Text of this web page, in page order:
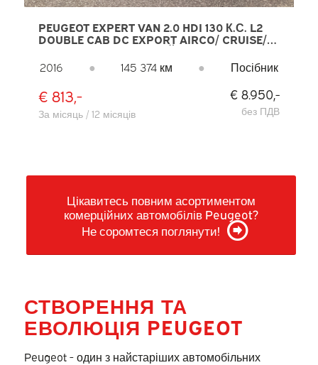
PEUGEOT EXPERT VAN 2.0 HDI 130 К.С. L2
DOUBLE CAB DC EXPORT AIRCO/ CRUISE/
2016
● 145 374 км ● Посібник
€ 813,-
За місяць / 12 місяців
€ 8.950,-
без ПДВ
Цікавитесь повним асортиментом
комерційних автомобілів Peugeot?
Не соромтеся поглянути!
СТВОРЕННЯ ТА
ЕВОЛЮЦІЯ PEUGEOT
Peugeot - один з найстаріших автомобільних